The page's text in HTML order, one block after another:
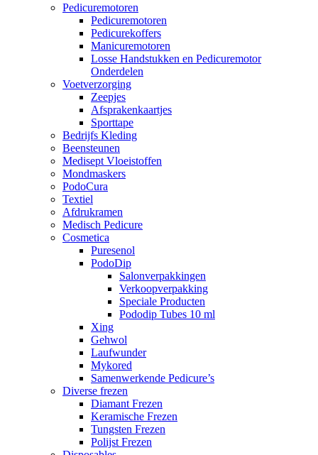
Pedicuremotoren
Pedicuremotoren
Pedicurekoffers
Manicuremotoren
Losse Handstukken en Pedicuremotor
Onderdelen
Voetverzorging
Zeepjes
Afsprakenkaartjes
Sporttape
Bedrijfs Kleding
Beensteunen
Medisept Vloeistoffen
Mondmaskers
PodoCura
Textiel
Afdrukramen
Medisch Pedicure
Cosmetica
Puresenol
PodoDip
Salonverpakkingen
Verkoopverpakking
Speciale Producten
Pododip Tubes 10 ml
Xing
Gehwol
Laufwunder
Mykored
Samenwerkende Pedicure’s
Diverse frezen
Diamant Frezen
Keramische Frezen
Tungsten Frezen
Polijst Frezen